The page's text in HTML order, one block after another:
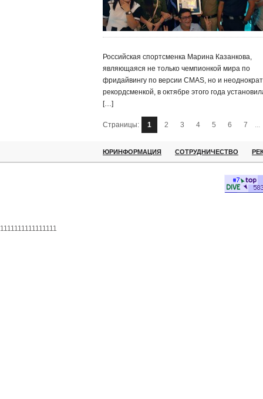
Российская спортсменка Марина Казанкова,
являющаяся не только чемпионкой мира по
фридайвингу по версии CMAS, но и
рекордсменкой, в октябре этого года
[…]
Страницы: 1 2 3 4 5 6 7 ...
ЮРИНФОРМАЦИЯ СОТРУДНИЧЕСТВО
1111111111111111